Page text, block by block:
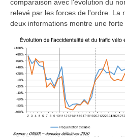
comparaison avec l'évolution du
relevé par les forces de l'ordre. La
deux informations montre une